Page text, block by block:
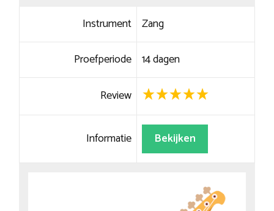
Instrument Zang
Proefperiode 14 dagen
Review
Informatie Bekijken